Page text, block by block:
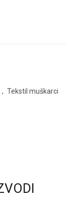
, Tekstil muškarci